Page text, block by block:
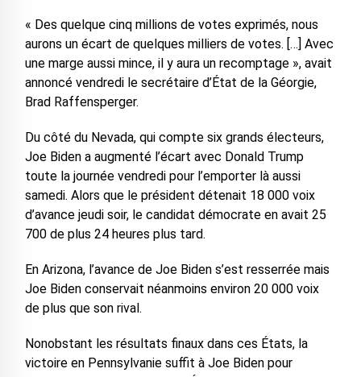
« Des quelque cinq millions de votes exprimés, nous
aurons un écart de quelques milliers de votes. […] Avec
une marge aussi mince, il y aura un recomptage », avait
annoncé vendredi le secrétaire d’État de la Géorgie,
Brad Raffensperger.
Du côté du Nevada, qui compte six grands électeurs,
Joe Biden a augmenté l’écart avec Donald Trump
toute la journée vendredi pour l’emporter là aussi
samedi. Alors que le président détenait 18 000 voix
d’avance jeudi soir, le candidat démocrate en avait 25
700 de plus 24 heures plus tard.
En Arizona, l’avance de Joe Biden s’est resserrée mais
Joe Biden conservait néanmoins environ 20 000 voix
de plus que son rival.
Nonobstant les résultats finaux dans ces États, la
victoire en Pennsylvanie suffit à Joe Biden pour